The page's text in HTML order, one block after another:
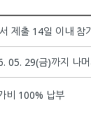
제출 14일 이내 참
05. 29(금)까지 나
비 100% 납부